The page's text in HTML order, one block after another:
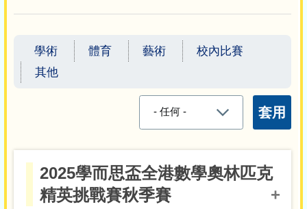
學術 體育 藝術
校內比賽
其他
2025學而思盃全港數學奧林匹克
精英挑戰賽秋季賽